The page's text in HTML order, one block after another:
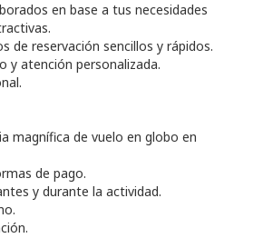
en base a tus necesidades
de reservación sencillos y rápidos.
y atención personalizada.
magnífica de vuelo en globo en
de pago.
y durante la actividad.